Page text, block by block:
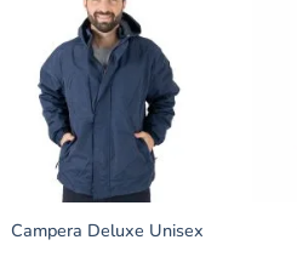
Campera Deluxe Unisex